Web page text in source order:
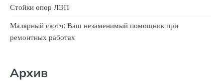
Стойки опор ЛЭП
Малярный скотч: Ваш незаменимый помощник при
ремонтных работах
Архив